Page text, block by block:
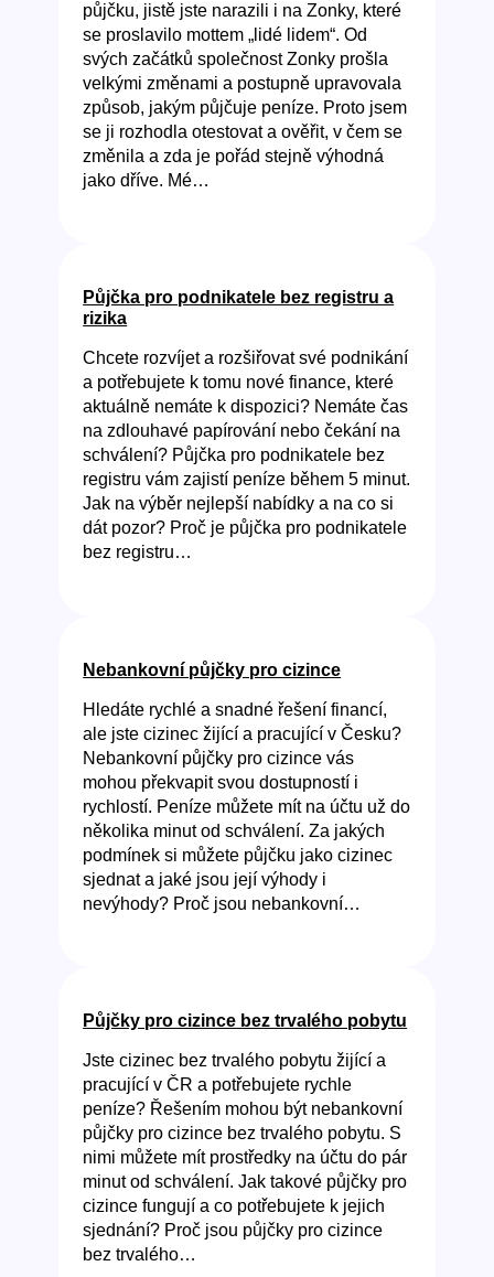
půjčku, jistě jste narazili i na Zonky, které
se proslavilo mottem „lidé lidem“. Od
svých začátků společnost Zonky prošla
velkými změnami a postupně upravovala
způsob, jakým půjčuje peníze. Proto jsem
se ji rozhodla otestovat a ověřit, v čem se
změnila a zda je pořád stejně výhodná
jako dříve. Mé…
Půjčka pro podnikatele bez registru a
rizika
Chcete rozvíjet a rozšiřovat své podnikání
a potřebujete k tomu nové finance, které
aktuálně nemáte k dispozici? Nemáte čas
na zdlouhavé papírování nebo čekání na
schválení? Půjčka pro podnikatele bez
registru vám zajistí peníze během 5 minut.
Jak na výběr nejlepší nabídky a na co si
dát pozor? Proč je půjčka pro podnikatele
bez registru…
Nebankovní půjčky pro cizince
Hledáte rychlé a snadné řešení financí,
ale jste cizinec žijící a pracující v Česku?
Nebankovní půjčky pro cizince vás
mohou překvapit svou dostupností i
rychlostí. Peníze můžete mít na účtu už do
několika minut od schválení. Za jakých
podmínek si můžete půjčku jako cizinec
sjednat a jaké jsou její výhody i
nevýhody? Proč jsou nebankovní…
Půjčky pro cizince bez trvalého pobytu
Jste cizinec bez trvalého pobytu žijící a
pracující v ČR a potřebujete rychle
peníze? Řešením mohou být nebankovní
půjčky pro cizince bez trvalého pobytu. S
nimi můžete mít prostředky na účtu do pár
minut od schválení. Jak takové půjčky pro
cizince fungují a co potřebujete k jejich
sjednání? Proč jsou půjčky pro cizince
bez trvalého…